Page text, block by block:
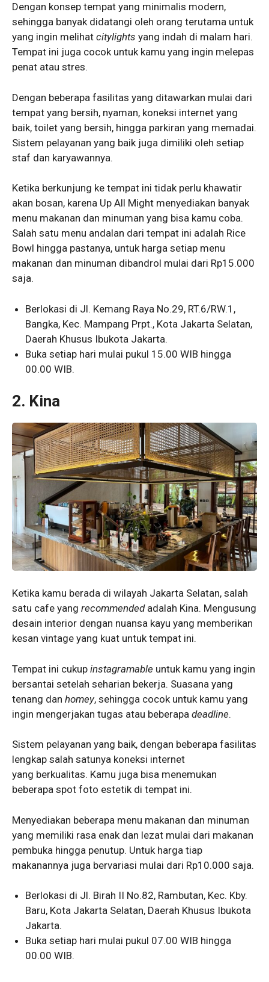
Dengan konsep tempat yang minimalis modern,
sehingga banyak didatangi oleh orang terutama untuk
yang ingin melihat citylights yang indah di malam hari.
Tempat ini juga cocok untuk kamu yang ingin melepas
penat atau stres.
Dengan beberapa fasilitas yang ditawarkan mulai dari
tempat yang bersih, nyaman, koneksi internet yang
baik, toilet yang bersih, hingga parkiran yang memadai.
Sistem pelayanan yang baik juga dimiliki oleh setiap
staf dan karyawannya.
Ketika berkunjung ke tempat ini tidak perlu khawatir
akan bosan, karena Up All Might menyediakan banyak
menu makanan dan minuman yang bisa kamu coba.
Salah satu menu andalan dari tempat ini adalah Rice
Bowl hingga pastanya, untuk harga setiap menu
makanan dan minuman dibandrol mulai dari Rp15.000
saja.
Berlokasi di Jl. Kemang Raya No.29, RT.6/RW.1,
Bangka, Kec. Mampang Prpt., Kota Jakarta Selatan,
Daerah Khusus Ibukota Jakarta.
Buka setiap hari mulai pukul 15.00 WIB hingga
00.00 WIB.
2. Kina
Ketika kamu berada di wilayah Jakarta Selatan, salah
satu cafe yang recommendedadalah Kina. Mengusung
desain interior dengan nuansa kayu yang memberikan
kesan vintage yang kuat untuk tempat ini.
Tempat ini cukup instagramable untuk kamu yang ingin
bersantai setelah seharian bekerja. Suasana yang
tenang dan homey, sehingga cocok untuk kamu yang
ingin mengerjakan tugas atau beberapa deadline.
Sistem pelayanan yang baik, dengan beberapa fasilitas
lengkap salah satunya koneksi internet
yang berkualitas. Kamu juga bisa menemukan
beberapa spot foto estetik di tempat ini.
Menyediakan beberapa menu makanan dan minuman
yang memiliki rasa enak dan lezat mulai dari makanan
pembuka hingga penutup. Untuk harga tiap
makanannya juga bervariasi mulai dari Rp10.000 saja.
Berlokasi di Jl. Birah II No.82, Rambutan, Kec. Kby.
Baru, Kota Jakarta Selatan, Daerah Khusus Ibukota
Jakarta.
Buka setiap hari mulai pukul 07.00 WIB hingga
00.00 WIB.